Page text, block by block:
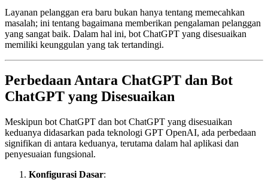
Layanan pelanggan era baru bukan hanya tentang memecahkan
masalah; ini tentang bagaimana memberikan pengalaman pelanggan
yang sangat baik. Dalam hal ini, bot ChatGPT yang disesuaikan
memiliki keunggulan yang tak tertandingi.
Perbedaan Antara ChatGPT dan Bot
ChatGPT yang Disesuaikan
Meskipun bot ChatGPT dan bot ChatGPT yang disesuaikan
keduanya didasarkan pada teknologi GPT OpenAI, ada perbedaan
signifikan di antara keduanya, terutama dalam hal aplikasi dan
penyesuaian fungsional.
Konfigurasi Dasar: